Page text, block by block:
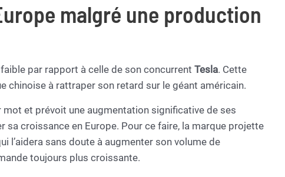
malgré une production
par rapport à celle de son concurrent Tesla. Cette
chinoise à rattraper son retard sur le géant américain.
mot et prévoit une augmentation significative de ses
croissance en Europe. Pour ce faire, la marque projette
l’aidera sans doute à augmenter son volume de
toujours plus croissante.